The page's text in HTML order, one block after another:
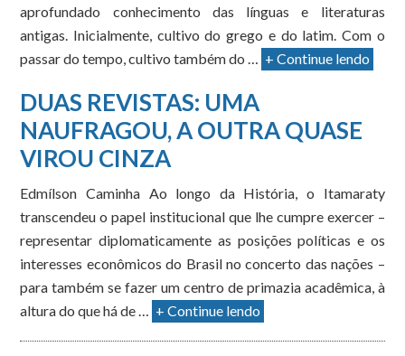
aprofundado conhecimento das línguas e literaturas
antigas. Inicialmente, cultivo do grego e do latim. Com o
passar do tempo, cultivo também do … + Continue lendo
DUAS REVISTAS: UMA
NAUFRAGOU, A OUTRA QUASE
VIROU CINZA
Edmílson Caminha Ao longo da História, o Itamaraty
transcendeu o papel institucional que lhe cumpre exercer –
representar diplomaticamente as posições políticas e os
interesses econômicos do Brasil no concerto das nações –
para também se fazer um centro de primazia acadêmica, à
altura do que há de … + Continue lendo